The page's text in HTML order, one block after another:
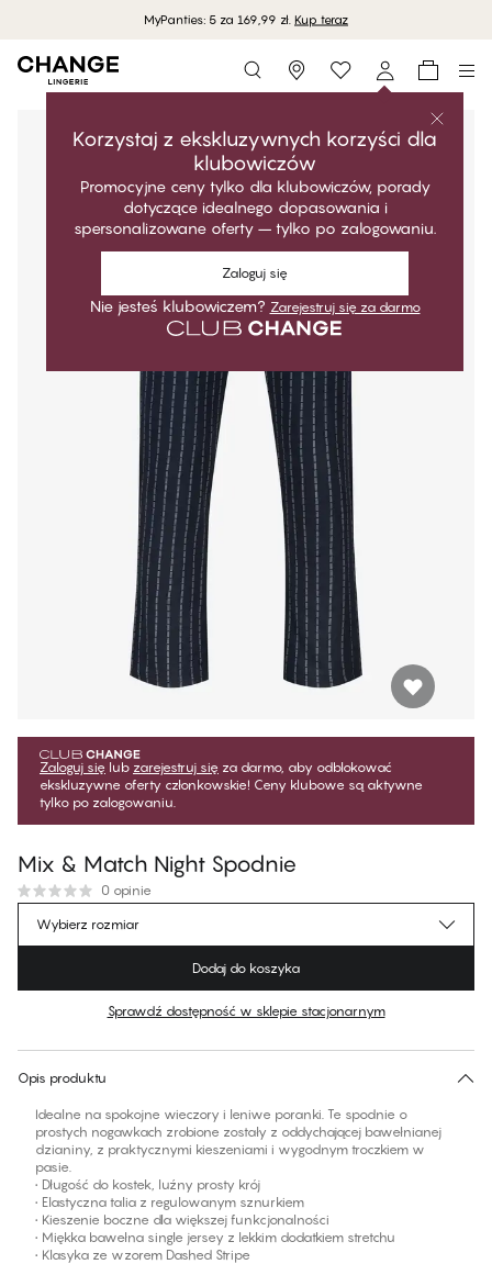
MyPanties: 5 za 169,99 zł. Kup teraz
Storefinder
Korzystaj z ekskluzywnych korzyści dla
klubowiczów
Promocyjne ceny tylko dla klubowiczów, porady
dotyczące idealnego dopasowania i
spersonalizowane oferty – tylko po zalogowaniu.
Zaloguj się
Nie jesteś klubowiczem? Zarejestruj się za darmo
Zaloguj się lub zarejestruj się za darmo, aby odblokować
ekskluzywne oferty członkowskie! Ceny klubowe są aktywne
tylko po zalogowaniu.
Mix & Match Night Spodnie
0 opinie
189,99 złCena regularna
Brak sugerowanego rozmiaru dla tego produktu
Wybierz rozmiar
Dodaj do koszyka
Sprawdź dostępność w sklepie stacjonarnym
Opis produktu
Idealne na spokojne wieczory i leniwe poranki. Te spodnie o
prostych nogawkach zrobione zostały z oddychającej bawełnianej
dzianiny, z praktycznymi kieszeniami i wygodnym troczkiem w
pasie.
• Długość do kostek, luźny prosty krój
• Elastyczna talia z regulowanym sznurkiem
• Kieszenie boczne dla większej funkcjonalności
• Miękka bawełna single jersey z lekkim dodatkiem stretchu
• Klasyka ze wzorem Dashed Stripe